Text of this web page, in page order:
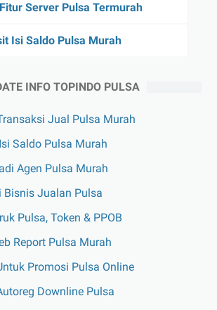
Server Pulsa Termurah
Isi Saldo Pulsa Murah
INFO TOPINDO PULSA
Jual Pulsa Murah
Saldo Pulsa Murah
Agen Pulsa Murah
Bisnis Jualan Pulsa
Pulsa, Token & PPOB
Report Pulsa Murah
Promosi Pulsa Online
Downline Pulsa